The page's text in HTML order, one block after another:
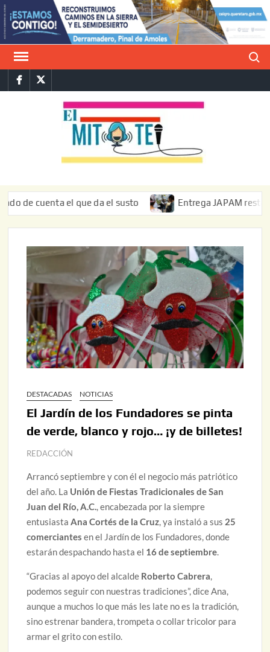
Saltar
al
contenido
FacebookTwitter
el que da el susto Entrega JAPAM
DESTACADAS NOTICIAS
El Jardín de los Fundadores se pinta
de verde, blanco y rojo… ¡y de billetes!
REDACCIÓN
Arrancó septiembre y con él el negocio más patriótico
del año. La Unión de Fiestas Tradicionales de San
Juan del Río, A.C., encabezada por la siempre
entusiastaAna Cortés de la Cruz, ya instaló a sus 25
comerciantes en el Jardín de los Fundadores, donde
estarán despachando hasta el 16 de septiembre.
“Gracias al apoyo del alcalde Roberto Cabrera,
podemos seguir con nuestras tradiciones”, dice Ana,
aunque a muchos lo que más les late no es la tradición,
sino estrenar bandera, trompeta o collar tricolor para
armar el grito con estilo.